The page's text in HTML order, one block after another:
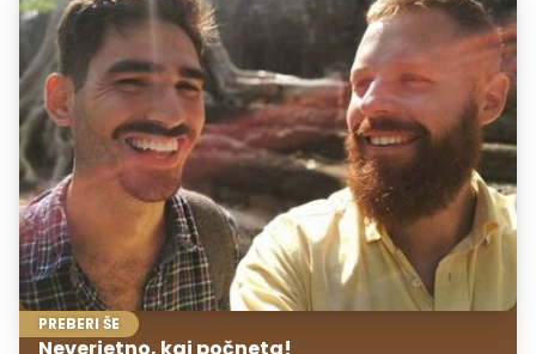
PREBERI ŠE
Neverjetno, kaj počneta!